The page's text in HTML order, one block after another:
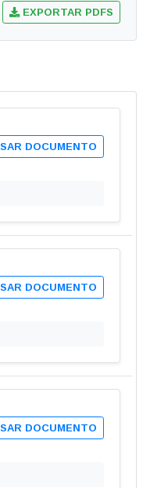
EXPORTAR PDFS
DOCUMENTO
DOCUMENTO
DOCUMENTO